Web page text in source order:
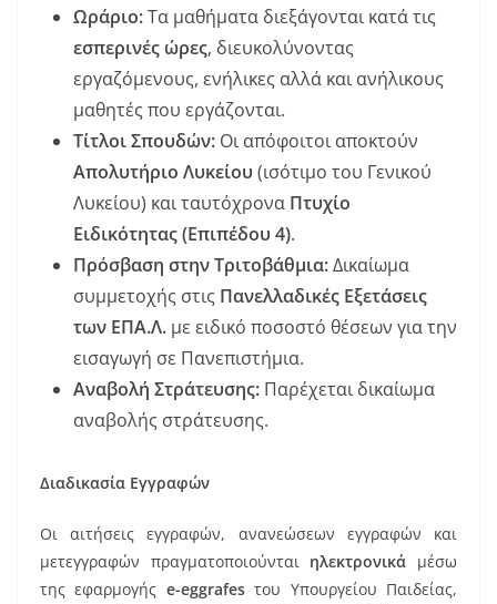
Ωράριο:Τα μαθήματα διεξάγονται κατά τις
εσπερινές ώρες, διευκολύνοντας
εργαζόμενους, ενήλικες αλλά και ανήλικους
μαθητές που εργάζονται.
Τίτλοι Σπουδών: Οι απόφοιτοι αποκτούν
Απολυτήριο Λυκείου(ισότιμο του Γενικού
Λυκείου) και ταυτόχρονα Πτυχίο
Ειδικότητας (Επιπέδου 4).
Πρόσβαση στην Τριτοβάθμια:Δικαίωμα
συμμετοχής στις Πανελλαδικές Εξετάσεις
των ΕΠΑ.Λ. με ειδικό ποσοστό θέσεων για την
εισαγωγή σε Πανεπιστήμια.
Αναβολή Στράτευσης: Παρέχεται δικαίωμα
αναβολής στράτευσης.
Διαδικασία Εγγραφών
Οι αιτήσεις εγγραφών, ανανεώσεων εγγραφών και
μετεγγραφών πραγματοποιούνται ηλεκτρονικά μέσω
της εφαρμογής e-eggrafesτου Υπουργείου Παιδείας,